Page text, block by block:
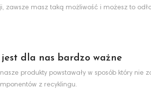
zawsze masz taką możliwość i możesz to
jest dla nas bardzo ważne
produkty powstawały w sposób który nie
z recyklingu.